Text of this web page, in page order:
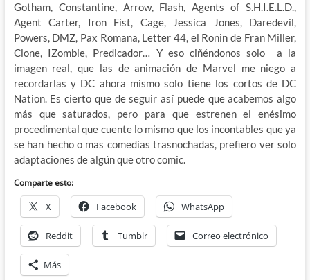
Gotham, Constantine, Arrow, Flash, Agents of S.H.I.E.L.D.,
Agent Carter, Iron Fist, Cage, Jessica Jones, Daredevil,
Powers, DMZ, Pax Romana, Letter 44, el Ronin de Fran Miller,
Clone, IZombie, Predicador… Y eso ciñéndonos solo a la
imagen real, que las de animación de Marvel me niego a
recordarlas y DC ahora mismo solo tiene los cortos de DC
Nation. Es cierto que de seguir así puede que acabemos algo
más que saturados, pero para que estrenen el enésimo
procedimental que cuente lo mismo que los incontables que ya
se han hecho o mas comedias trasnochadas, prefiero ver solo
adaptaciones de algún que otro comic.
Comparte esto:
X Facebook WhatsApp
Reddit Tumblr Correo electrónico
Más